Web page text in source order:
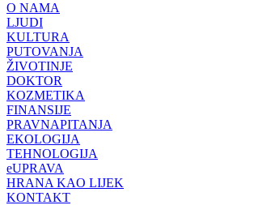
O NAMA
LJUDI
KULTURA
PUTOVANJA
ŽIVOTINJE
DOKTOR
KOZMETIKA
FINANSIJE
PRAVNAPITANJA
EKOLOGIJA
TEHNOLOGIJA
eUPRAVA
HRANA KAO LIJEK
KONTAKT